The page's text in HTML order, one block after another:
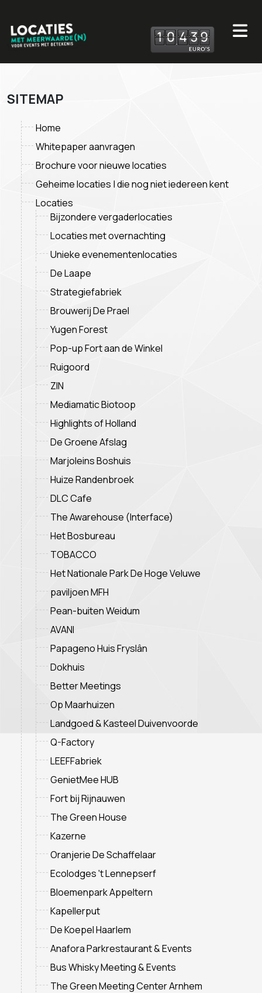
10 439
SITEMAP
Home
Whitepaper aanvragen
Brochure voor nieuwe locaties
Geheime locaties | die nog niet iedereen kent
Locaties
Bijzondere vergaderlocaties
Locaties met overnachting
Unieke evenementenlocaties
De Laape
Strategiefabriek
Brouwerij De Prael
Yugen Forest
Pop-up Fort aan de Winkel
Ruigoord
ZIN
Mediamatic Biotoop
Highlights of Holland
De Groene Afslag
Marjoleins Boshuis
Huize Randenbroek
DLC Cafe
The Awarehouse (Interface)
Het Bosbureau
TOBACCO
Het Nationale Park De Hoge Veluwe
paviljoen MFH
Pean-buiten Weidum
AVANI
Papageno Huis Fryslân
Dokhuis
Better Meetings
Op Maarhuizen
Landgoed & Kasteel Duivenvoorde
Q-Factory
LEEFFabriek
GenietMee HUB
Fort bij Rijnauwen
The Green House
Kazerne
Oranjerie De Schaffelaar
Ecolodges 't Lennepserf
Bloemenpark Appeltern
Kapellerput
De Koepel Haarlem
Anafora Parkrestaurant & Events
Bus Whisky Meeting & Events
The Green Meeting Center Arnhem